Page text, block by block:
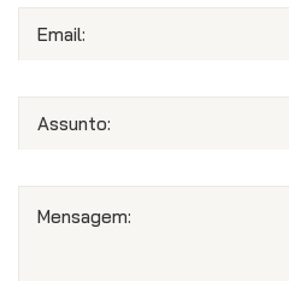
Email:
Assunto:
Mensagem: